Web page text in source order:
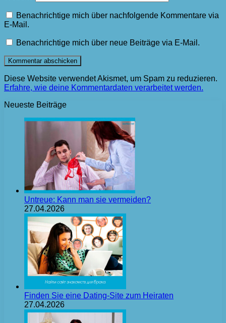
Benachrichtige mich über nachfolgende Kommentare via
E-Mail.
Benachrichtige mich über neue Beiträge via E-Mail.
Diese Website verwendet Akismet, um Spam zu reduzieren.
Erfahre, wie deine Kommentardaten verarbeitet werden.
Neueste Beiträge
Untreue: Kann man sie vermeiden?
27.04.2026
Finden Sie eine Dating-Site zum Heiraten
27.04.2026